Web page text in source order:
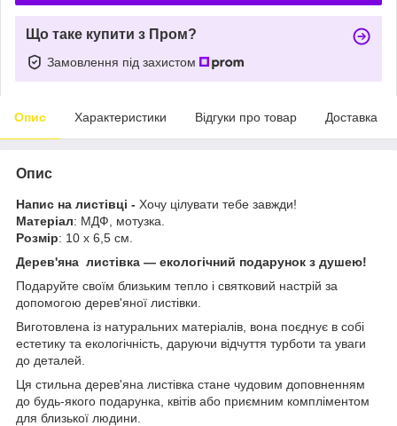
Що таке купити з Пром?
Замовлення під захистом
Опис Характеристики Відгуки про товар Доставка
Опис
Напис на листівці - Хочу цілувати тебе завжди!
Матеріал: МДФ, мотузка.
Розмір: 10 х 6,5 см.
Дерев'яна листівка — екологічний подарунок з душею!
Подаруйте своїм близьким тепло і святковий настрій за
допомогою дерев'яної листівки.
Виготовлена із натуральних матеріалів, вона поєднує в собі
естетику та екологічність, даруючи відчуття турботи та уваги
до деталей.
Ця стильна дерев'яна листівка стане чудовим доповненням
до будь-якого подарунка, квітів або приємним компліментом
для близької людини.